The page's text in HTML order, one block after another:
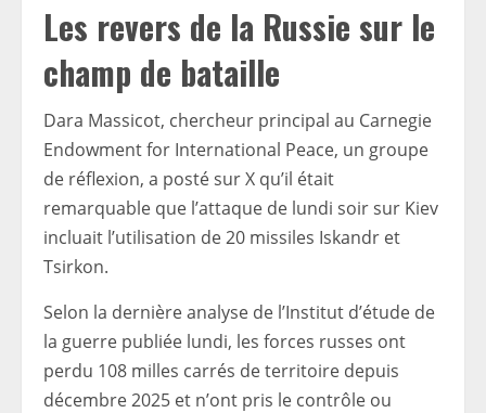
Les revers de la Russie sur le
champ de bataille
Dara Massicot, chercheur principal au Carnegie
Endowment for International Peace, un groupe
de réflexion, a posté sur X qu’il était
remarquable que l’attaque de lundi soir sur Kiev
incluait l’utilisation de 20 missiles Iskandr et
Tsirkon.
Selon la dernière analyse de l’Institut d’étude de
la guerre publiée lundi, les forces russes ont
perdu 108 milles carrés de territoire depuis
décembre 2025 et n’ont pris le contrôle ou